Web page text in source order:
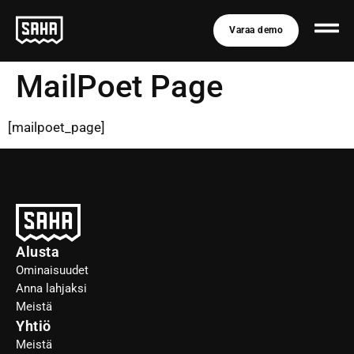
Varaa demo
MailPoet Page
[mailpoet_page]
Alusta
Ominaisuudet
Anna lahjaksi
Meistä
Yhtiö
Meistä